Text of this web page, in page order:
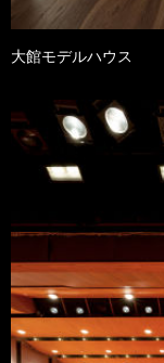
大館モデルハウス